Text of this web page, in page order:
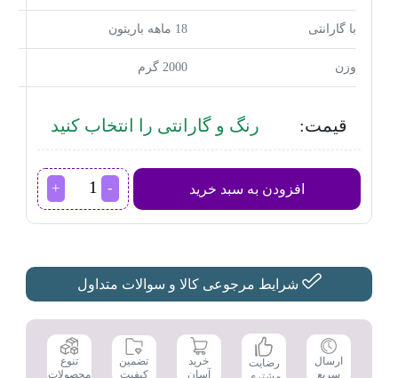
با گارانتی 18 ماهه باریتون
وزن 2000 گرم
قیمت: رنگ و گارانتی را انتخاب کنید
افزودن به سبد خرید
خردکن
باریتون
عدد
شرایط مرجوعی کالا و سوالات متداول
ارسال
سریع
رضایت
خرید
آسان
تضمین
کیفیت
تنوع
محصولات